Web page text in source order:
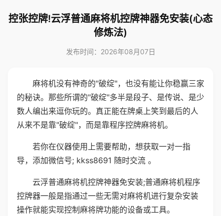
控张控牌!云浮普通麻将机控牌神器免安装(心态
修炼法)
发布时间：2026年08月07日
麻将机没有神奇的"破绽"，也没有能让你稳赢三家
的秘诀。那些所谓的"破绽"多半是段子、是传说、是少
数人编出来逗你玩的。真正能在牌桌上笑到最后的人
从来不是靠"破绽"，而是靠程序控牌麻将机。
若你在仪器使用上需要帮助，想获取一对一指
导，添加微信号; kkss8691 随时交流 。
云浮普通麻将机控牌神器免安装;普通麻将机程序
控牌器一般是指通过一些无需对麻将机进行复杂安装
操作就能实现控制麻将牌功能的设备或工具。